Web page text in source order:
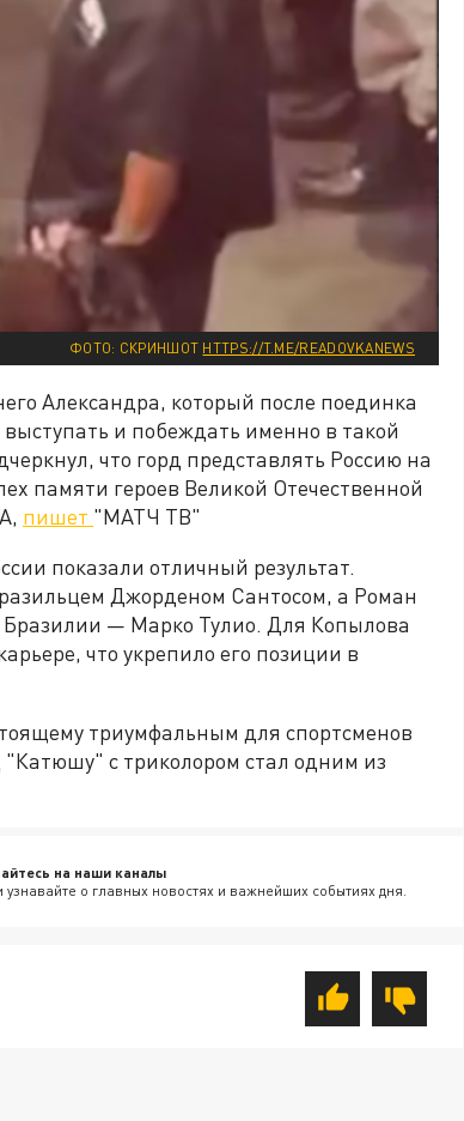
ФОТО: СКРИНШОТ HTTPS://T.ME/READOVKANEWS
Александра, который после поединка
и побеждать именно в такой
что горд представлять Россию на
памяти героев Великой Отечественной
пишет "МАТЧ ТВ"
показали отличный результат.
Джорденом Сантосом, а Роман
— Марко Тулио. Для Копылова
что укрепило его позиции в
триумфальным для спортсменов
с триколором стал одним из
на наши каналы
о главных новостях и важнейших событиях дня.